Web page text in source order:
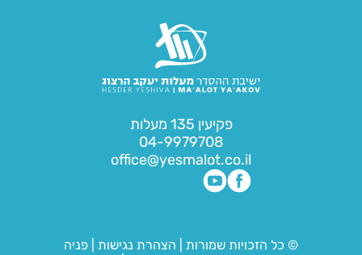
פקיעין 135 מעלות
04-9979708
office@yesmalot.co.il
© כל הזכויות שמורות הצהרת נגישות
פניה